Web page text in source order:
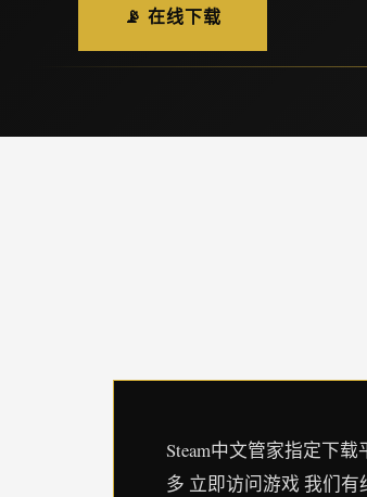
📡 在线下载
Steam中文管家指定下
多 立即访问游戏 我们